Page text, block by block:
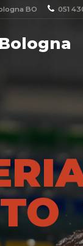
BO 051